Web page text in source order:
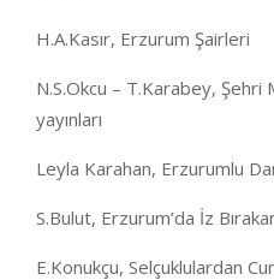
H.A.Kasır, Erzurum Şairleri
N.S.Okcu – T.Karabey,
yayınları
Leyla Karahan, Erzurumlu
S.Bulut, Erzurum’da İz
E.Konukçu, Selçuklulardan